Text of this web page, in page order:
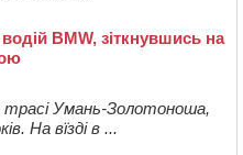
BMW, зіткнувшись на
трасі Умань-Золотоноша,
На вїзді в ...